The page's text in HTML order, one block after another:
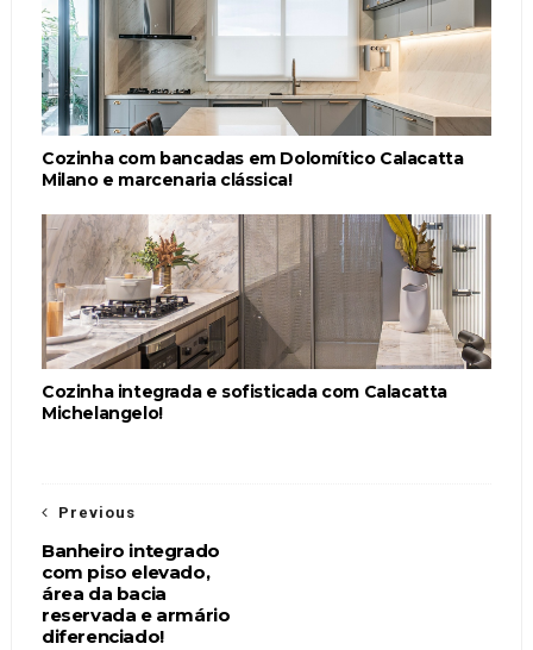
Cozinha com bancadas em Dolomítico Calacatta
Milano e marcenaria clássica!
Cozinha integrada e sofisticada com Calacatta
Michelangelo!
Previous
Banheiro integrado
com piso elevado,
área da bacia
reservada e armário
diferenciado!